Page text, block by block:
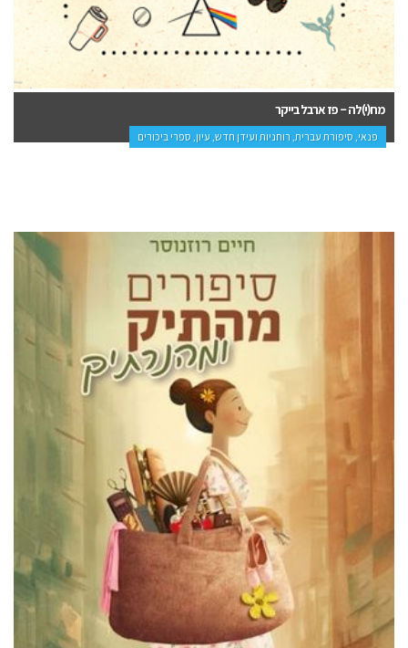
מח(י)לה – פז ארבל בייקר
פנאי, סיפורת עברית, רוחניות ועידן חדש, עיון, ספרי ביכורים